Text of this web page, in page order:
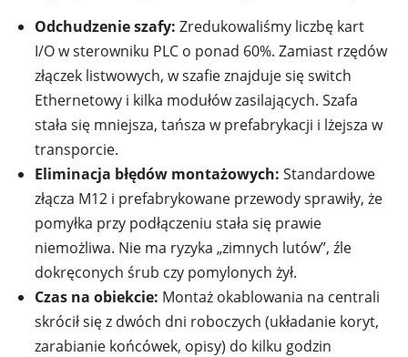
Odchudzenie szafy: Zredukowaliśmy liczbę kart
I/O w sterowniku PLC o ponad 60%. Zamiast rzędów
złączek listwowych, w szafie znajduje się switch
Ethernetowy i kilka modułów zasilających. Szafa
stała się mniejsza, tańsza w prefabrykacji i lżejsza w
transporcie.
Eliminacja błędów montażowych: Standardowe
złącza M12 i prefabrykowane przewody sprawiły, że
pomyłka przy podłączeniu stała się prawie
niemożliwa. Nie ma ryzyka „zimnych lutów”, źle
dokręconych śrub czy pomylonych żył.
Czas na obiekcie: Montaż okablowania na centrali
skrócił się z dwóch dni roboczych (układanie koryt,
zarabianie końcówek, opisy) do kilku godzin